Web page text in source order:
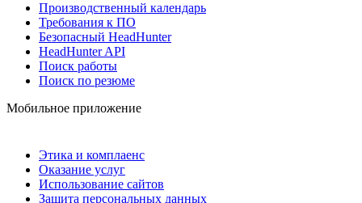
Производственный календарь
Требования к ПО
Безопасный HeadHunter
HeadHunter API
Поиск работы
Поиск по резюме
Мобильное приложение
Этика и комплаенс
Оказание услуг
Использование сайтов
Защита персональных данных